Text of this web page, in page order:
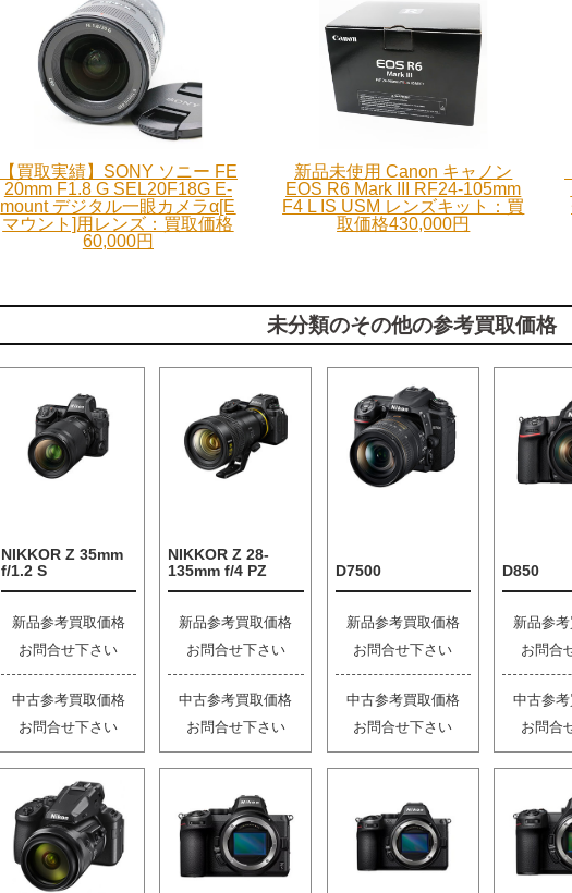
【買取実績】SONY ソニー FE
20mm F1.8 G SEL20F18G E-
mount デジタル一眼カメラα[E
マウント]用レンズ：買取価格
60,000円
新品未使用 Canon キャノン
EOS R6 Mark III RF24-105mm
F4 L IS USM レンズキット：買
取価格430,000円
未分類のその他の参考買取価格
NIKKOR Z 35mm
f/1.2 S
新品参考買取価格
お問合せ下さい
中古参考買取価格
お問合せ下さい
NIKKOR Z 28-
135mm f/4 PZ
新品参考買取価格
お問合せ下さい
中古参考買取価格
お問合せ下さい
D7500
新品参考買取価格
お問合せ下さい
中古参考買取価格
お問合せ下さい
D850
新品参
お問合
中古参
お問合